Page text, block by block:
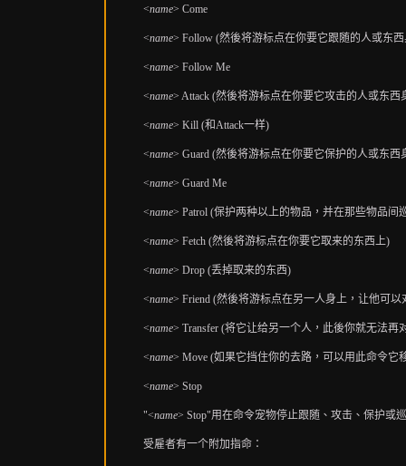
<name> Come
<name> Follow (然後将游标点在你要它跟随的人或东
<name> Follow Me
<name> Attack (然後将游标点在你要它攻击的人或东西
<name> Kill (和Attack一样)
<name> Guard (然後将游标点在你要它保护的人或东西
<name> Guard Me
<name> Patrol (保护两种以上的物品，并在那些物品间
<name> Fetch (然後将游标点在你要它取来的东西上)
<name> Drop (丢掉取来的东西)
<name> Friend (然後将游标点在另一人身上，让他可
<name> Transfer (将它让给另一个人，此後你就无法再
<name> Move (如果它挡住你的去路，可以用此命令它
<name> Stop
"<name> Stop"用在命令宠物停止跟随、攻击、保护或
受雇者有一个附加指命：